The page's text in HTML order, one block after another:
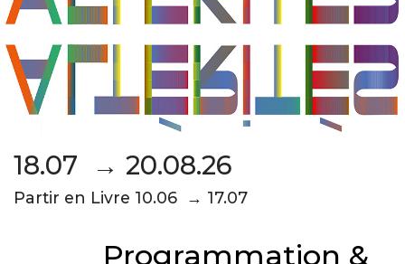
18.07 → 20.08.26
Partir en Livre 10.06 → 17.07
Programmation &